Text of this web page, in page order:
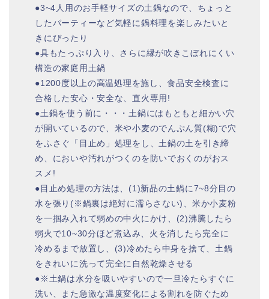
●3~4人用のお手軽サイズの土鍋なので、ちょっと
したパーティーなど気軽に鍋料理を楽しみたいと
きにぴったり
●具もたっぷり入り、さらに縁が吹きこぼれにくい
構造の家庭用土鍋
●1200度以上の高温処理を施し、食品安全検査に
合格した安心・安全な、直火専用!
●土鍋を使う前に・・・土鍋にはもともと細かい穴
が開いているので、米や小麦のでんぷん質(糊)で穴
をふさぐ「目止め」処理をし、土鍋の土を引き締
め、においや汚れがつくのを防いでおくのがおス
スメ!
●目止め処理の方法は、(1)新品の土鍋に7~8分目の
水を張り(※鍋裏は絶対に濡らさない)、米か小麦粉
を一掴み入れて弱めの中火にかけ、(2)沸騰したら
弱火で10~30分ほど煮込み、火を消したら完全に
冷めるまで放置し、(3)冷めたら中身を捨て、土鍋
をきれいに洗って完全に自然乾燥させる
●※土鍋は水分を吸いやすいので一旦冷たらすぐに
洗い、また急激な温度変化による割れを防ぐため